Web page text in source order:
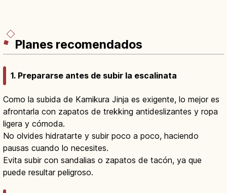
Planes recomendados
1. Prepararse antes de subir la escalinata
Como la subida de Kamikura Jinja es exigente, lo mejor es
afrontarla con zapatos de trekking antideslizantes y ropa
ligera y cómoda.
No olvides hidratarte y subir poco a poco, haciendo
pausas cuando lo necesites.
Evita subir con sandalias o zapatos de tacón, ya que
puede resultar peligroso.